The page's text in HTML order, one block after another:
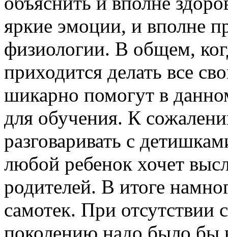
яркие эмоции, и вполне
физиологии. В общем,
приходится делать все
шикарно помогут в
для обучения. К
разговаривать с
любой ребенок хочет
родителей. В итоге
самотек. При отсутствии
поколению надо было бы